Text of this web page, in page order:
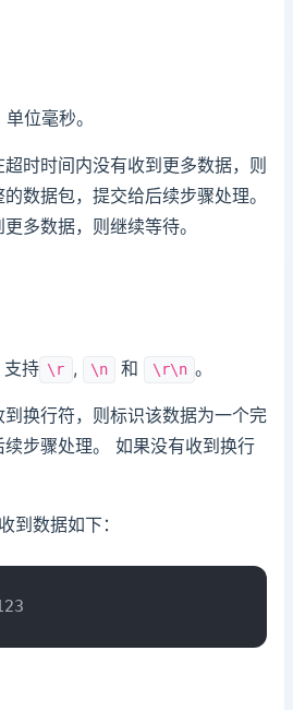
位毫秒。
时时间内没有收到更多数据，则
数据包，提交给后续步骤处理。
多数据，则继续等待。
支持 \r , \n 和 \r\n 。
换行符，则标识该数据为一个完
步骤处理。 如果没有收到换行
到数据如下：